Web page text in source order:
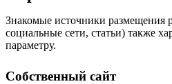
Знакомые источники размещения
социальные сети, статьи) также
параметру.
Собственный сайт